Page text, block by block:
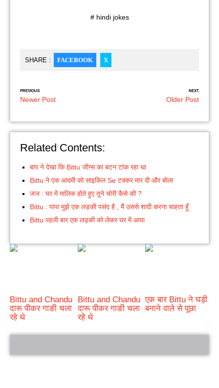
# hindi jokes
SHARE : FACEBOOK X
PREVIOUS
Newer Post
NEXT
Older Post
Related Contents:
बाप ने देखा कि Bittu जीन्स का बटन टांक रहा था
Bittu ने एक आदमी को साइकिल Se टक्कर मार दी और बोला
जज : घर में मालिक होते हुए तूने चोरी कैसे की ?
Bittu : पापा मुझे एक लड़की पसंद है , मैं उससे शादी करना चाहता हूँ
Bittu पहली बार एक लड़की को लेकर घर में आया
Bittu and Chandu
दारू पीकर गाङी चला
रहे थे
Bittu and Chandu
दारू पीकर गाङी चला
रहे थे
एक बार Bittu ने घड़ी
बनाने वाले से पूछा